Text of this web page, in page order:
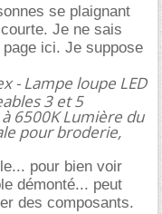
se plaignant
Je ne sais
ici. Je suppose
- Lampe loupe LED
3 et 5
6500K Lumière du
pour broderie,
pour bien voir
démonté... peut
des composants.